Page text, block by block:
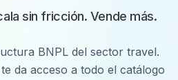
sin fricción. Vende más.
BNPL del sector travel.
da acceso a todo el catálogo